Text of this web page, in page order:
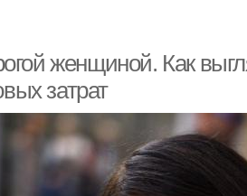
женщиной. Как
затрат